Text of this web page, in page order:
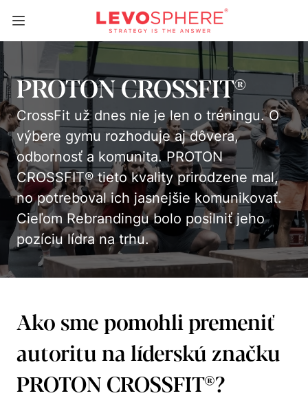
PROTON CROSSFIT®
CrossFit už dnes nie je len o tréningu. O
výbere gymu rozhoduje aj dôvera,
odbornosť a komunita. PROTON
CROSSFIT® tieto kvality prirodzene mal,
no potreboval ich jasnejšie komunikovať.
Cieľom Rebrandingu bolo posilniť jeho
pozíciu lídra na trhu.
Ako sme pomohli premeniť
autoritu na líderskú značku
PROTON CROSSFIT®?